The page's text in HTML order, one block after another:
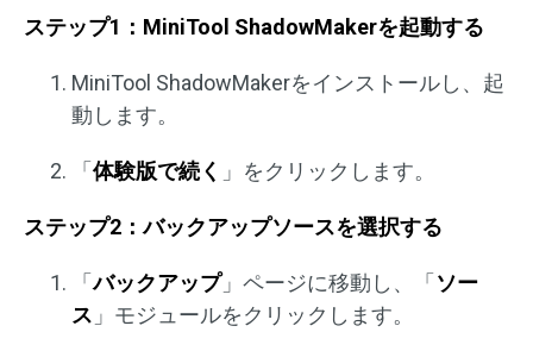
ステップ1：MiniTool ShadowMakerを起動する
MiniTool ShadowMakerをインストールし、起
動します。
「 体験版で続く 」をクリックします。
ステップ2：バックアップソースを選択する
「バックアップ」ページに移動し、「 ソー
ス 」モジュールをクリックします。